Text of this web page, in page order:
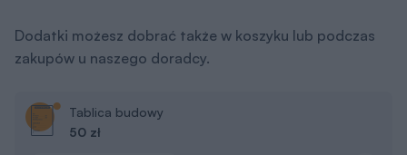
Dodatki możesz dobrać także w koszyku lub podczas
zakupów u naszego doradcy.
Tablica budowy
50 zł